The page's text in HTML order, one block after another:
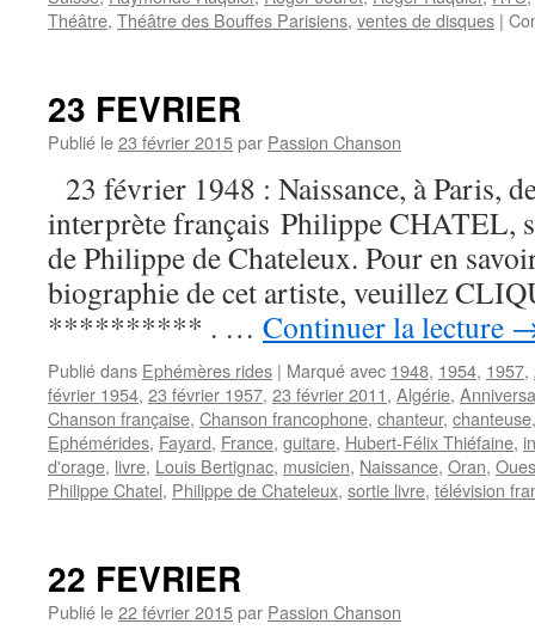
Théâtre, Théâtre des Bouffes Parisiens, ventes de disques |
23 FEVRIER
Publié le23 février 2015par Passion Chanson
23 février 1948 : Naissance, à Paris,
interprète français Philippe CHATEL,
de Philippe de Chateleux. Pour en
biographie de cet artiste, veuillez
********** . … Continuer la lecture
Publié dans Ephémères rides | Marqué avec 1948, 1954, 1957,
février 1954, 23 février 1957, 23 février 2011, Algérie,
Chanson française, Chanson francophone, chanteur, chanteuse
Ephémérides, Fayard, France, guitare, Hubert-Félix Thiéfaine,
d'orage, livre, Louis Bertignac, musicien, Naissance, Oran,
Philippe Chatel, Philippe de Chateleux, sortie livre, télévision
22 FEVRIER
Publié le22 février 2015par Passion Chanson